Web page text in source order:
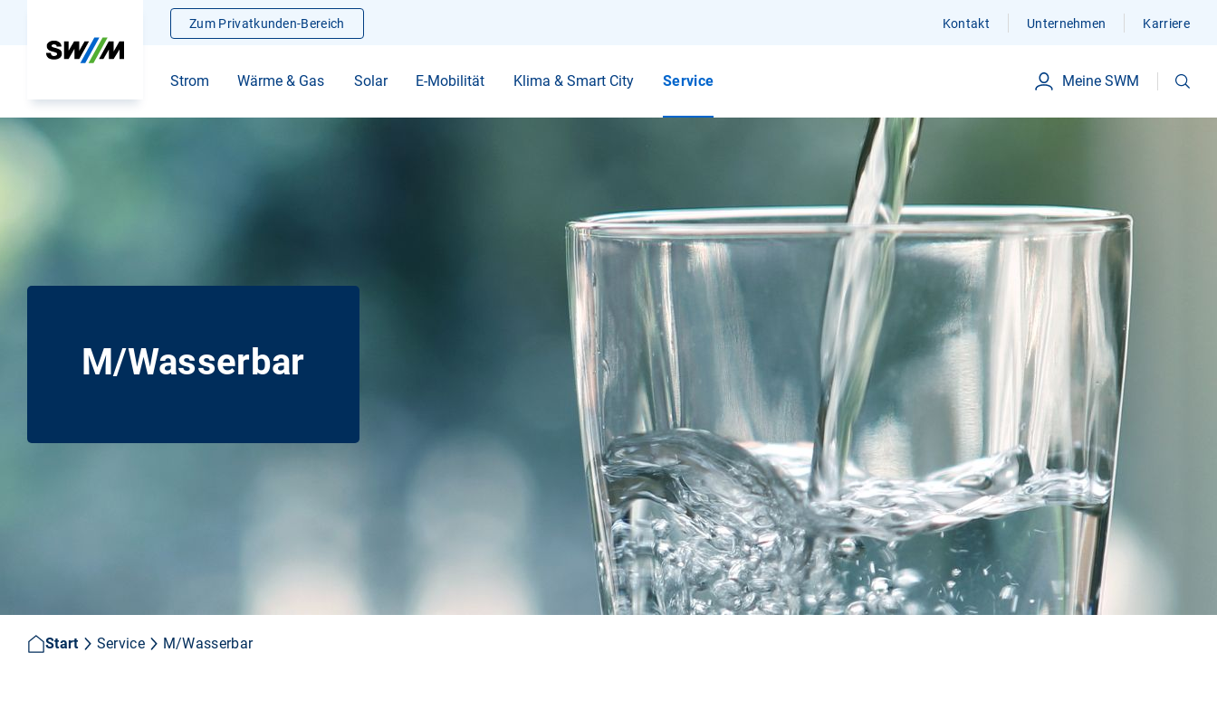
Zum Privatkunden-Bereich Kontakt Unternehmen Karriere
Strom Wärme & Gas Solar E-Mobilität Klima & Smart City Service Meine SWM
M/Wasserbar
Start Service M/Wasserbar